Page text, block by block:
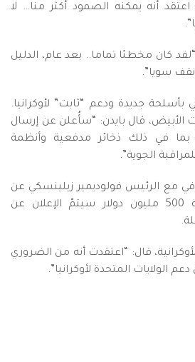
أنه يمكنه الصمود أكثر منا… لا
كان مخطئا تماما.. بعد عام، الدليل
سويا”.
بأسلحة جديدة ودعم “ثابت” لأوكرانيا.
الأبيض، قال بايدن: “سأُعلن عن إرسال
في ذلك ذخائر مدفعية وأنظمة
الجوية”.
مع الرئيس فولوديمير زيلينسكي عن
مساعدة إضافية بقيمة 500 مليون دولار سيتمّ الإعلان عن
قال: “اعتقدت أنه من الضروري
الولايات المتحدة لأوكرانيا”.